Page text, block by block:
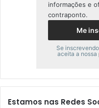
informações e
contraponto.
Se
aceita a nossa
Estamos nas Redes